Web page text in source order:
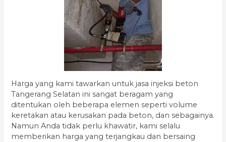
Harga yang kami tawarkan untuk jasa injeksi beton
Tangerang Selatan ini sangat beragam yang
ditentukan oleh beberapa elemen seperti volume
keretakan atau kerusakan pada beton, dan sebagainya.
Namun Anda tidak perlu khawatir, kami selalu
memberikan harga yang terjangkau dan bersaing